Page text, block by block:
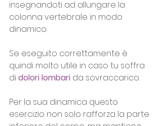
insegnandoti ad allungare la
colonna vertebrale in modo
dinamico.
Se eseguito correttamente è
quindi molto utile in caso tu soffra
di dolori lombari da sovraccarico.
Per la sua dinamica questo
esercizio non solo rafforza la parte